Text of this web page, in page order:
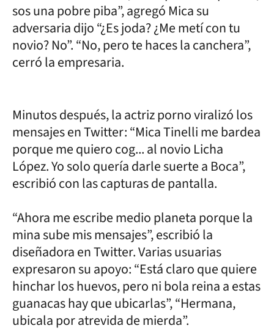
sos una pobre piba”, agregó Mica su
adversaria dijo “¿Es joda? ¿Me metí con tu
novio? No”. “No, pero te haces la canchera”,
cerró la empresaria.
Minutos después, la actriz porno viralizó los
mensajes en Twitter: “Mica Tinelli me bardea
porque me quiero cog... al novio Licha
López. Yo solo quería darle suerte a Boca”,
escribió con las capturas de pantalla.
“Ahora me escribe medio planeta porque la
mina sube mis mensajes”, escribió la
diseñadora en Twitter. Varias usuarias
expresaron su apoyo: “Está claro que quiere
hinchar los huevos, pero ni bola reina a estas
guanacas hay que ubicarlas”, “Hermana,
ubicala por atrevida de mierda”.